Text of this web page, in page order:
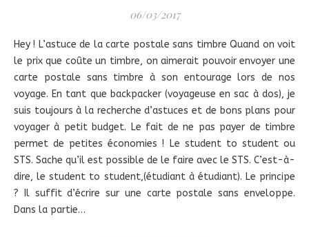
06/03/2017
Hey ! L’astuce de la carte postale sans timbre Quand on voit
le prix que coûte un timbre, on aimerait pouvoir envoyer une
carte postale sans timbre à son entourage lors de nos
voyage. En tant que backpacker (voyageuse en sac à dos), je
suis toujours à la recherche d’astuces et de bons plans pour
voyager à petit budget. Le fait de ne pas payer de timbre
permet de petites économies ! Le student to student ou
STS. Sache qu’il est possible de le faire avec le STS. C’est-à-
dire, le student to student,(étudiant à étudiant). Le principe
? Il suffit d’écrire sur une carte postale sans enveloppe.
Dans la partie…